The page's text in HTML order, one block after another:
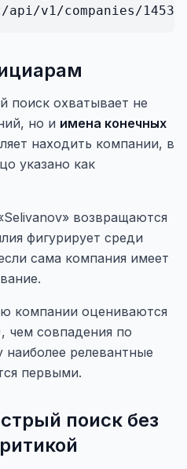
поиск охватывает не
но и имена конечных
находить компании, в
указано как
возвращаются
фигурирует среди
сама компания имеет
компании оцениваются
чем совпадения по
релевантные
первыми.
поиск без